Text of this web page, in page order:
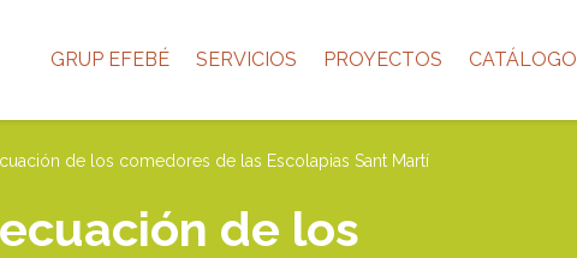
GRUP EFEBÉ SERVICIOS PROYECTOS CATÁLOGO
de los comedores de las Escolapias Sant Martí
de los